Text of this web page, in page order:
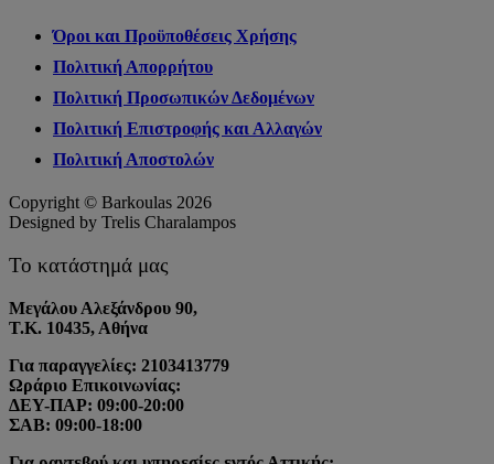
Όροι και Προϋποθέσεις Χρήσης
Πολιτική Απορρήτου
Πολιτική Προσωπικών Δεδομένων
Πολιτική Επιστροφής και Αλλαγών
Πολιτική Αποστολών
Copyright © Barkoulas 2026
Designed by Trelis Charalampos
Το κατάστημά μας
Μεγάλου Αλεξάνδρου 90,
Τ.Κ. 10435, Αθήνα
Για παραγγελίες: 2103413779
Ωράριο Επικοινωνίας:
ΔΕΥ-ΠΑΡ: 09:00-20:00
ΣΑΒ: 09:00-18:00